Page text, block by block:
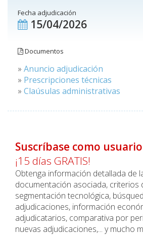
Fecha adjudicación
15/04/2026
Documentos
» Anuncio adjudicación
» Prescripciones técnicas
» Claúsulas administrativas
Suscríbase como
¡15 días GRATIS!
Obtenga información detallada de
documentación asociada, criterios
segmentación tecnológica,
adjudicaciones, información
adjudicatarios, comparativa por
nuevas adjudicaciones,... y mucho